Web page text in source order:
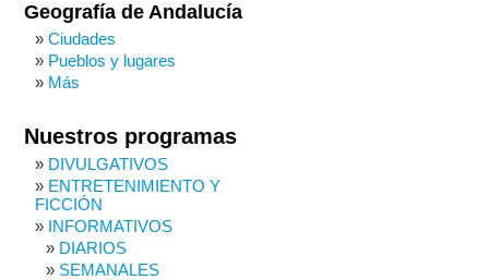
Geografía de Andalucía
Ciudades
Pueblos y lugares
Más
Nuestros programas
DIVULGATIVOS
ENTRETENIMIENTO Y
FICCIÓN
INFORMATIVOS
DIARIOS
SEMANALES